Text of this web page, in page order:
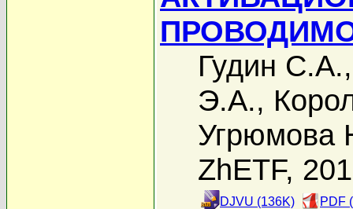
Гудин С.А.
Э.А.,
Угрюмова
ZhETF,
DJVU (136K) PDF